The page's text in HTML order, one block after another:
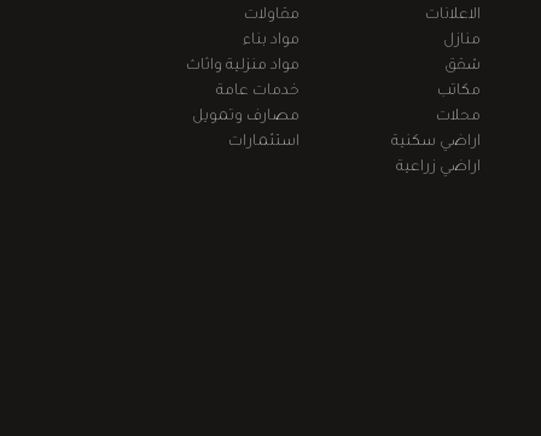
الاعلانات
منازل
شقق
مكاتب
محلات
اراضي سكنية
اراضي زراعية
مقاولات
مواد بناء
مواد منزلية واثاث
خدمات عامة
مصارف وتمويل
استثمارات